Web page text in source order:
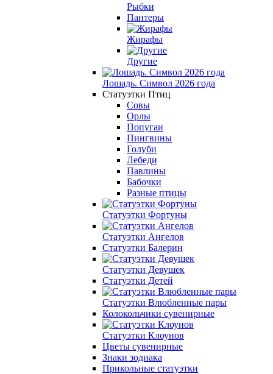
Рыбки
Пантеры
Жирафы
Другие
Лошадь. Символ 2026 года
Статуэтки Птиц
Совы
Орлы
Попугаи
Пингвины
Голуби
Лебеди
Павлины
Бабочки
Разные птицы
Статуэтки Фортуны
Статуэтки Ангелов
Статуэтки Балерин
Статуэтки Девушек
Статуэтки Детей
Статуэтки Влюбленные пары
Колокольчики сувенирные
Статуэтки Клоунов
Цветы сувенирные
Знаки зодиака
Прикольные статуэтки